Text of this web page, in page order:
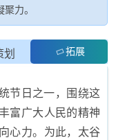
力。
拓展
节日之一，围绕这
富广大人民的精神
心力。为此，太谷